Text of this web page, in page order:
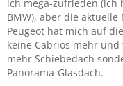
ich mega-zufrieden (ich
BMW), aber die
Peugeot hat mich auf
keine Cabrios mehr
mehr Schiebedach
Panorama-Glasdach.